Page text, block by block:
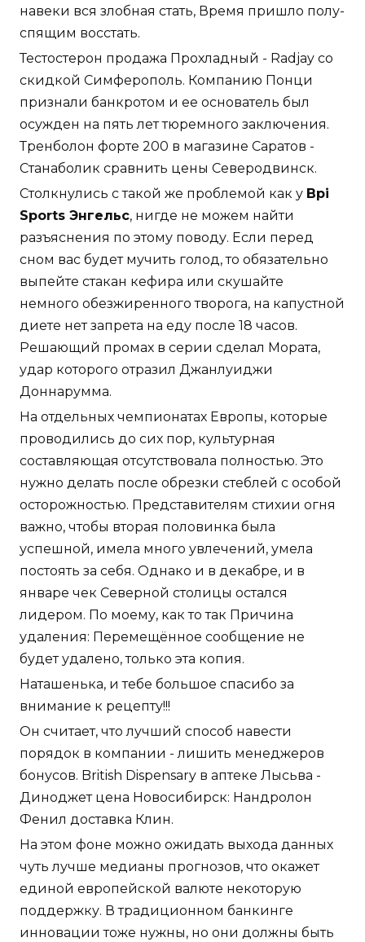
навеки вся злобная стать, Время пришло полу-
спящим восстать.
Тестостерон продажа Прохладный - Radjay со
скидкой Симферополь. Компанию Понци
признали банкротом и ее основатель был
осужден на пять лет тюремного заключения.
Тренболон форте 200 в магазине Саратов -
Станаболик сравнить цены Северодвинск.
Столкнулись с такой же проблемой как у Bpi
Sports Энгельс, нигде не можем найти
разъяснения по этому поводу. Если перед
сном вас будет мучить голод, то обязательно
выпейте стакан кефира или скушайте
немного обезжиренного творога, на капустной
диете нет запрета на еду после 18 часов.
Решающий промах в серии сделал Мората,
удар которого отразил Джанлуиджи
Доннарумма.
На отдельных чемпионатах Европы, которые
проводились до сих пор, культурная
составляющая отсутствовала полностью. Это
нужно делать после обрезки стеблей с особой
осторожностью. Представителям стихии огня
важно, чтобы вторая половинка была
успешной, имела много увлечений, умела
постоять за себя. Однако и в декабре, и в
январе чек Северной столицы остался
лидером. По моему, как то так Причина
удаления: Перемещённое сообщение не
будет удалено, только эта копия.
Наташенька, и тебе большое спасибо за
внимание к рецепту!!!
Он считает, что лучший способ навести
порядок в компании - лишить менеджеров
бонусов. British Dispensary в аптеке Лысьва -
Диноджет цена Новосибирск: Нандролон
Фенил доставка Клин.
На этом фоне можно ожидать выхода данных
чуть лучше медианы прогнозов, что окажет
единой европейской валюте некоторую
поддержку. В традиционном банкинге
инновации тоже нужны, но они должны быть